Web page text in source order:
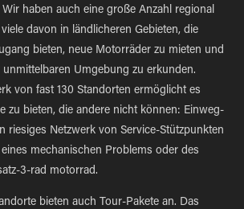
Wir haben auch eine große Anzahl regional
davon in ländlicheren Gebieten, die
bieten, neue Motorräder zu mieten und
unmittelbaren Umgebung zu erkunden.
von fast 130 Standorten ermöglicht es
zu bieten, die andere nicht können: Einweg-
riesiges Netzwerk von Service-Stützpunkten
mechanischen Problems oder des
3-rad motorrad.
bieten auch Tour-Pakete an. Das